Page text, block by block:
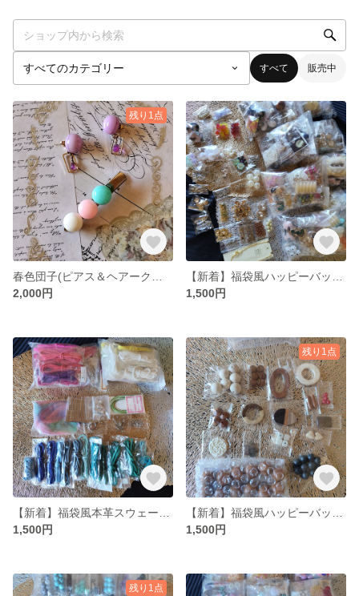
すべて 販売中
残り1点
2,000円
1,500円
1,500円
残り1点
1,500円
残り1点